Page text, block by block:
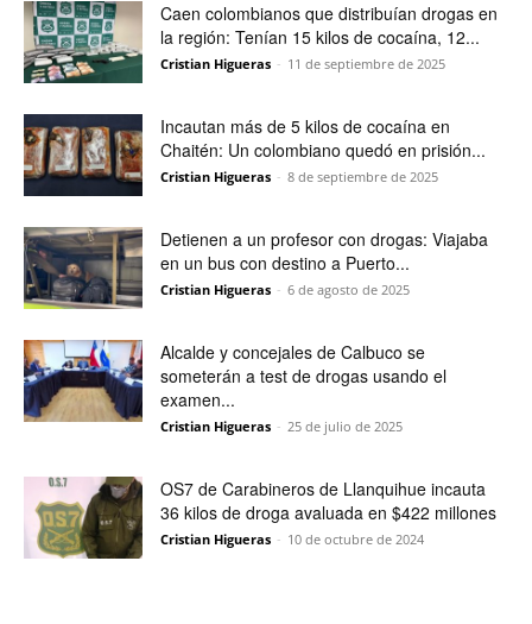
Caen colombianos que distribuían drogas en
la región: Tenían 15 kilos de cocaína, 12...
Cristian Higueras - 11 de septiembre de 2025
Incautan más de 5 kilos de cocaína en
Chaitén: Un colombiano quedó en prisión...
Cristian Higueras - 8 de septiembre de 2025
Detienen a un profesor con drogas: Viajaba
en un bus con destino a Puerto...
Cristian Higueras - 6 de agosto de 2025
Alcalde y concejales de Calbuco se
someterán a test de drogas usando el
examen...
Cristian Higueras - 25 de julio de 2025
OS7 de Carabineros de Llanquihue incauta
36 kilos de droga avaluada en $422 millones
Cristian Higueras - 10 de octubre de 2024